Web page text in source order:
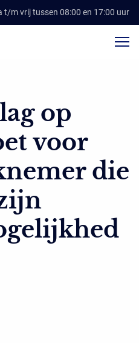
t/m vrij tussen 08:00 en 17:00 uur
op
voor
die